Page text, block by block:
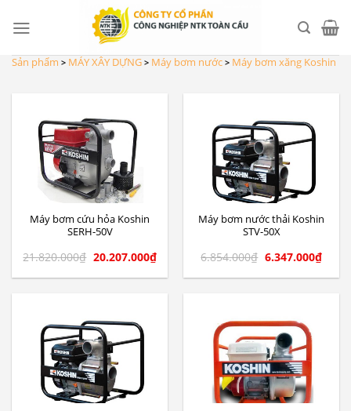
content
Sản phẩm > MÁY XÂY DỰNG > Máy bơm nước > Máy bơm xăng Koshin
Máy bơm cứu hỏa Koshin
SERH-50V
21.820.000₫ 20.207.000₫
Máy bơm nước thải Koshin
STV-50X
6.854.000₫ 6.347.000₫